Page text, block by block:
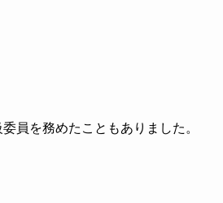
員を務めたこともありました。